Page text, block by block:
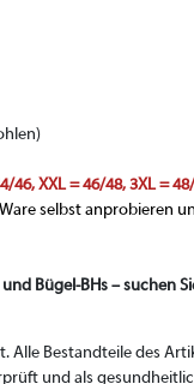
46, XXL = 46/48, 3XL =
selbst anprobieren
Bügel-BHs – suchen
Alle Bestandteile des
und als